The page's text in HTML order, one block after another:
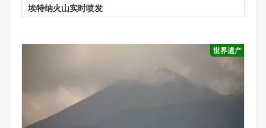
埃特纳火山实时喷发
世界遗产